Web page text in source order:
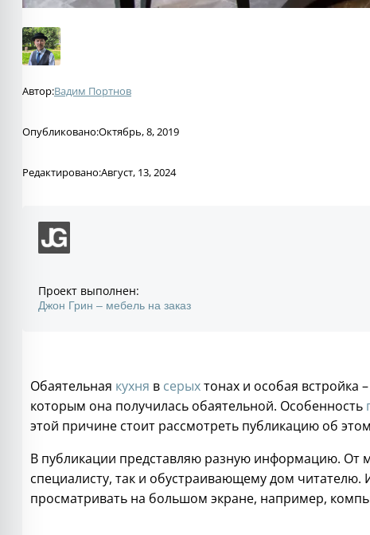
Автор:Вадим Портнов
Опубликовано:Октябрь, 8, 2019
Редактировано:Август, 13, 2024
Проект выполнен:
Джон Грин – мебель на заказ
Обаятельная кухня в серыхтонах и особая встройка
которым она получилась обаятельной. Особенность
этой причине стоит рассмотреть публикацию об этом
В публикации представляю разную информацию. От
специалисту, так и обустраивающему дом
просматривать на большом экране, например,